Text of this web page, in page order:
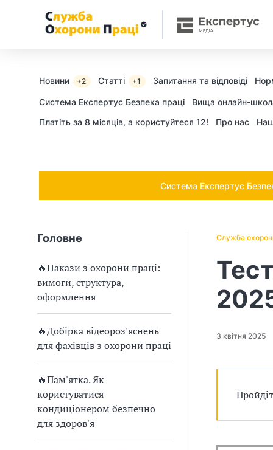
Новини +2 Статті +1 Запитання та відповіді
Cистема Експертус Безпека праці Вища онлайн-
Платіть за 8 місяців, а користуйтеся 12!
Про нас
Система Експертус
Головне
🔥Накази з охорони праці:
вимоги, структура,
оформлення
🔥Добірка відеороз'яснень
для фахівців з охорони праці
🔥Пам'ятка. Як
користуватися
кондиціонером безпечно
для здоров'я
Служба
3 квітня 2025